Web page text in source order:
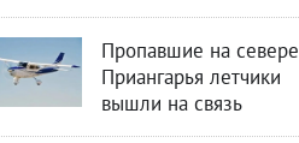
Пропавшие на севере
Приангарья летчики
вышли на связь